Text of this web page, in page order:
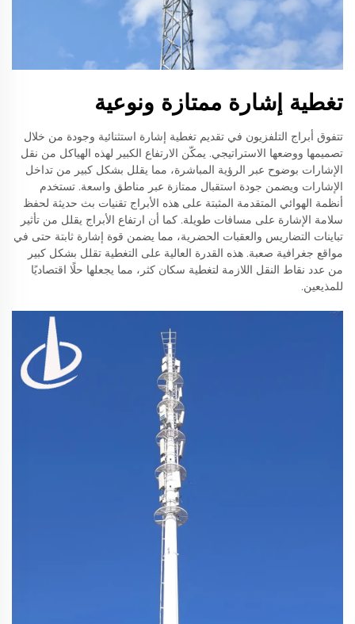
تغطية إشارة ممتازة ونوعية
تتفوق أبراج التلفزيون في تقديم تغطية إشارة استثنائية وجودة من خلال
تصميمها ووضعها الاستراتيجي. يمكّن الارتفاع الكبير لهذه الهياكل من نقل
الإشارات بوضوح عبر الرؤية المباشرة، مما يقلل بشكل كبير من تداخل
الإشارات ويضمن جودة استقبال ممتازة عبر مناطق واسعة. تستخدم
أنظمة الهوائي المتقدمة المثبتة على هذه الأبراج تقنيات بث حديثة لحفظ
سلامة الإشارة على مسافات طويلة. كما أن ارتفاع الأبراج يقلل من تأثير
تباينات التضاريس والعقبات الحضرية، مما يضمن قوة إشارة ثابتة حتى في
مواقع جغرافية صعبة. هذه القدرة العالية على التغطية تقلل بشكل كبير
من عدد نقاط النقل اللازمة لتغطية سكان كثر، مما يجعلها حلًا اقتصاديًا
للمذيعين.